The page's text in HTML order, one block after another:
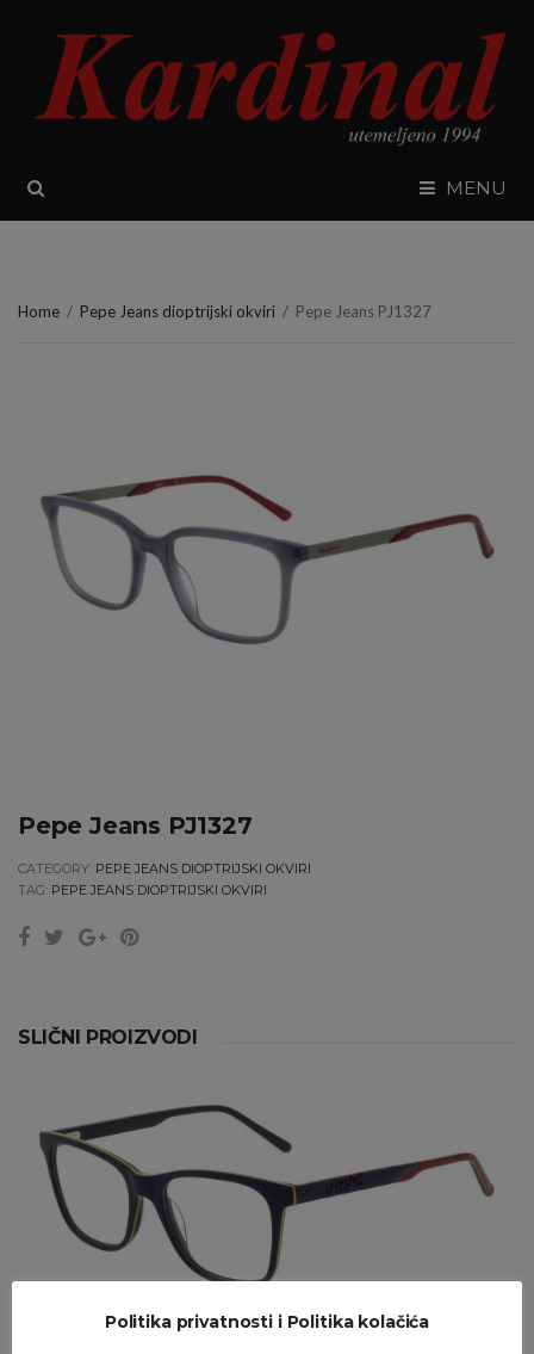
MENU
Home / Pepe Jeans dioptrijski okviri / Pepe Jeans PJ1327
Pepe Jeans PJ1327
CATEGORY: PEPE JEANS DIOPTRIJSKI OKVIRI
TAG: PEPE JEANS DIOPTRIJSKI OKVIRI
SLIČNI PROIZVODI
PEPE JEANS DIOPTRIJSKI OKVIRI
Politika privatnosti i Politika kolačića